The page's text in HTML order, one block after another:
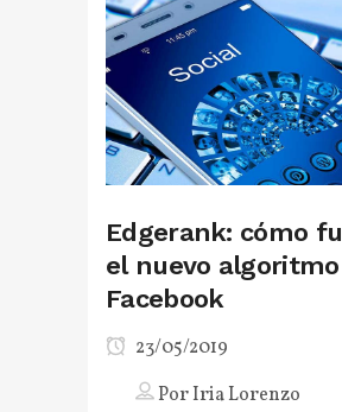
Edgerank: cómo
el nuevo
Facebook
23/05/2019
PorIria Lorenzo